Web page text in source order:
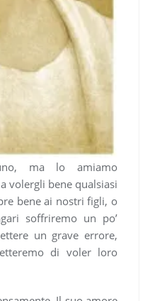
ma lo amiamo
volergli bene qualsiasi
bene ai nostri figli, o
soffriremo un po’
un grave errore,
di voler loro